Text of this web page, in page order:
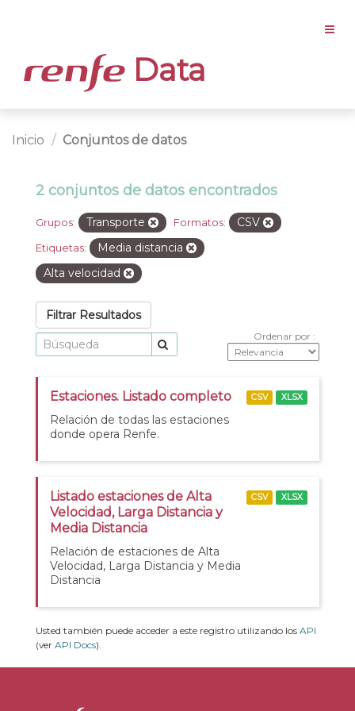
Data
Inicio Conjuntos de datos
2 conjuntos de datos encontrados
Grupos: Transporte Formatos: CSV
Etiquetas:
Media distancia
Alta velocidad
Filtrar Resultados
Ordenar por
Estaciones. Listado completo
Relación de todas las estaciones
donde opera Renfe.
CSV XLSX
Listado estaciones de Alta
Velocidad, Larga Distancia y
Media Distancia
Relación de estaciones de Alta
Velocidad, Larga Distancia y Media
Distancia
CSV XLSX
Usted también puede acceder a este registro utilizando los API
(ver API Docs).